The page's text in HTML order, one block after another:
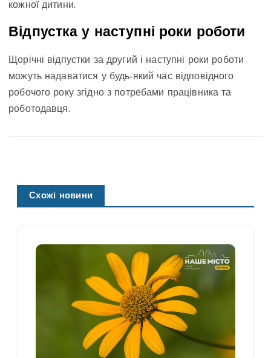
кожної дитини.
Відпустка у наступні роки роботи
Щорічні відпустки за другий і наступні роки роботи
можуть надаватися у будь-який час відповідного
робочого року згідно з потребами працівника та
роботодавця.
Схожі новини